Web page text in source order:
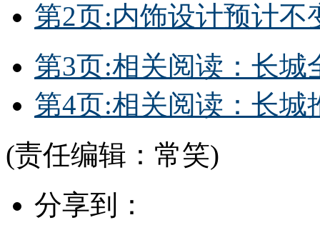
第2页:内饰设计预计不
第3页:相关阅读：长城
第4页:相关阅读：长
(责任编辑：常笑)
分享到：